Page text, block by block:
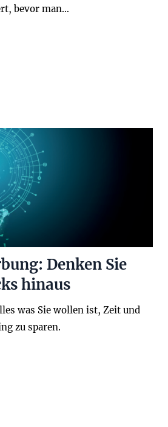
bevor man…
Denken Sie
hinaus
was Sie wollen ist, Zeit und
zu sparen.